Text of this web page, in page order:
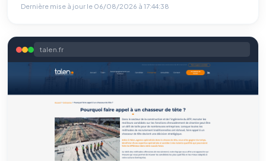
Dernière mise à jour le 06/08/2026 à 17:44:38
talen.fr